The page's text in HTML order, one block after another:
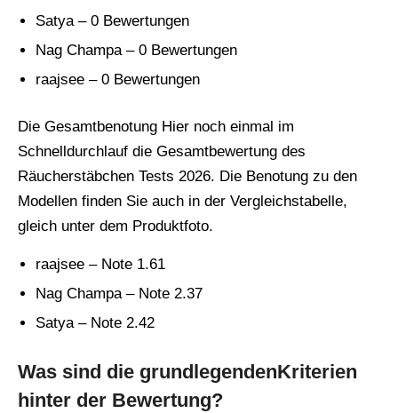
Satya – 0 Bewertungen
Nag Champa – 0 Bewertungen
raajsee – 0 Bewertungen
Die Gesamtbenotung Hier noch einmal im
Schnelldurchlauf die Gesamtbewertung des
Räucherstäbchen Tests 2026. Die Benotung zu den
Modellen finden Sie auch in der Vergleichstabelle,
gleich unter dem Produktfoto.
raajsee – Note 1.61
Nag Champa – Note 2.37
Satya – Note 2.42
Was sind die grundlegendenKriterien
hinter der Bewertung?